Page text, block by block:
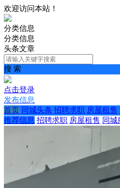
欢迎访问本站！
分类信息
分类信息
头条文章
搜 索
点击登录
发布信息
首页 同城头条 招聘求职 房屋租售
推荐信息 招聘求职 房屋租售 同城